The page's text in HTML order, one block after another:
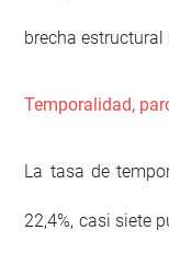
brecha estructural
Temporalidad,
La tasa de
22,4%, casi siete